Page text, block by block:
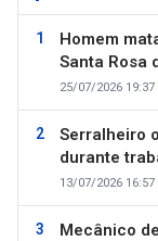
Homem
Santa Rosa
25/07/2026 19:37
Serralheiro
durante
13/07/2026 16:57
Mecânico